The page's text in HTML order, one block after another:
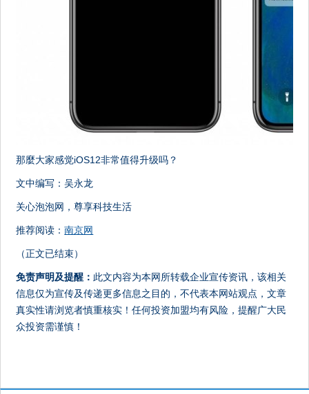
那麼大家感觉iOS12非常值得升级吗？
文中编写：吴永龙
关心泡泡网，尊享科技生活
推荐阅读：南京网
（正文已结束）
免责声明及提醒： 此文内容为本网所转载企业宣传资讯，该相关
信息仅为宣传及传递更多信息之目的，不代表本网站观点，文章
真实性请浏览者慎重核实！任何投资加盟均有风险，提醒广大民
众投资需谨慎！